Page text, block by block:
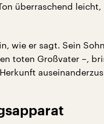
überraschend leicht,
wie er sagt. Sein
toten Großvater –,